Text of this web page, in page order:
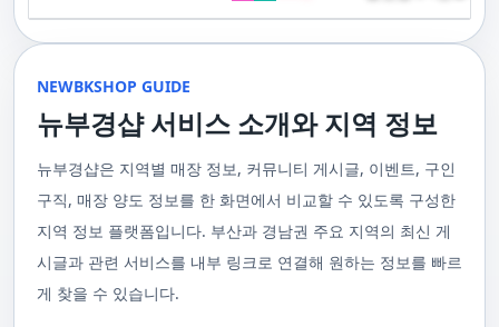
기 위해 부경샵은 계속해서 훌륭한 관리사들을 모집하고 있답니다. 부산 출
장을 원하실 때는 언제든지 후불제로 예약하실 수 있어요, 이점 참고해주세
요. 사전에 예약하시면 더욱 쾌적한 부산 러시아 홈케어 서비스를 경험하실
대한 많은 관심 덕분에, 부경샵은 필요한 요구 사항들을 간단하게 필수적인
것들로 정리했어요. 이 가이드라인을 따라주시면, 서비스 이용 중에 문제가
생기지 않을 거예요. 첫째로, 너무 많은 알코올을 섭취해 만취 상태일 경우에
게 좋아요.서비스 당일에는 부경샵과의 원활한 의사소통이 중요해요, 그래
서 공중전화나 발신 제한으로는 연락이 어려워요. 또한, 자주 예약을 취소하
거나 예약 없이 나타나지 않는 경우, 앞으로 예약하기가 어려워질 수 있으니
가격으로 경험해 보세요.터치 -> 부경샵 홈페이지 터치 -> 더욱 새로워진 뉴
부경샵 홈페이지 터치 -> 부경샵앱 다운로드 - Google Play
원 코스에 대한 궁금증이 있으시다면, 전화를 통한 상담을 추천드립니다.
부산 일본인 홈케어는 대면 서비스의 특성상, 직접 통화를 통한 문의와 예약
시면, 부경샵은 그에 최적화된 서비스를 제공하기 위해 최선을 다할 것입니
다. 언제든지 필요하실 때, 편리한 상담과 지원이 준비되어 있으니 주저하지
마시고 연락 주세요. 부산 일본인 홈케어 이용 방법에 대해서는, 서비스의
핵심은 바로 고객님의 현재 위치에서 직접 찾아가는 것입니다. 이 방식을 통
등, 자신만의 공간에서 편안한 맞춤형 마사지를 받으실 수 있습니다. 최근
한 마사지 서비스를 제공하기 위해 노력하고 있습니다. 부경샵의 주된 목적
은 고객님들이 긴장을 해소하고 새로운 활력을 얻을 수 있는 피난처를 마련
하는 것입니다. 또한, 부경샵 한국과 태국, 일본에서 온 관리사 중 선택이 가
능하며, 다른 곳에서 찾아볼 수 없는 독특한 기술과 마음가짐을 가진 관리사
를 자랑합니다. 이러한 품질은 비교할 수 없는 수준입니다. 서비스의 질을
더욱 높이기 위해, 부경샵은 지속적으로 우수한 일본인 관리사를 모집 중입
정기적으로 받는 마사지입니다.2. 타이 마사지 타이 마사지는 동양의 전통
적인 마사지 방법으로, 신체의 스트레칭과 압력 포인트를 조합하여 신체의
균형을 맞추는 데 중점을 둡니다. 이 마사지는 유연성을 증진시키고 근육의
사지는 신체의 긴장을 풀어주고, 스트레스를 감소시키며, 전반적인 신체 기
서 유래한 마사지 방법으로, 의자에 앉은 상태에서 받을 수 있어 사무실이나
집에서도 쉽게 즐길 수 있습니다. 이 마사지는 특히 허리와 어깨의 피로를 해
소하는 데 효과적이며, 신체의 전반적인 이완을 도와 스트레스 감소에 도움
을 줍니다. 샤이츠 마사지는 짧은 시간에 효과적인 이완을 제공하여, 바쁜 일
상 속에서 짧은 휴식을 필요로 하는 현대인에게 적합합니다.4. 발 마사지 발
마사지는 발과 발목을 중심으로 이루어지는 마사지로, 신체의 균형을 유지
하고 전반적인 피로를 풀어주는 데 중점을 둡니다. 이 마사지는 발의 압력점
을 개선합니다. 발 마사지는 특히 장시간 서 있거나 걷는 일이 많은 사람들에
게 추천되며, 발의 피로 뿐만 아니라 전체적인 신체의 건강과 웰빙에도 긍정
적인 영향을 줍니다.부경샵 앱을 통해 부산 남포동 지역의 고객들은 이러한
울 수 있는 이런 부경샵에서 예약하시는 것을 추천드립니다.때론, 그냥 누워
부산꿀통 디시에서 제공하는 서비스는 여러분에게 새로운 힐링의 기회를 제
사지는 여러분의 체질 개선, 스트레스 해소, 마음의 안정 등 다양한 효능을
가져다줍니다. 이와 같이 부산꿀통 디시의 마사지는 여러분의 건강을 지키
간을 가질 수 있게 해줍니다. 그리고 이런 부산꿀통 디시의 서비스를 편리하
게 예약하고 이용할 수 있게 도와주는 '부경샵' 어플은 부산과 경남 지역에서
최고의 마사지 어플로 추천받고 있습니다. 복잡한 예약 과정 없이, 부담 없이
부산꿀통 디시의 서비스를 이용하려는 분들께 부경샵 어플을 강력히 추천드
립니다.여러분의 건강과 힐링을 위해, 부산꿀통 디시와 부경샵이 함께하며,
모든 고민과 걱정 속에서 여러분을 위로하고 도와드리겠습니다. 부산꿀통
부산꿀통 디시의 건강한 마사지와 쾌적한 분위기 속에서 행복과 건강을 찾
주급
NEWBKSHOP GUIDE
뉴부경샵 서비스 소개와 지역 정보
뉴부경샵은 지역별 매장 정보, 커뮤니티 게시글, 이벤트, 구인
구직, 매장 양도 정보를 한 화면에서 비교할 수 있도록 구성한
지역 정보 플랫폼입니다. 부산과 경남권 주요 지역의 최신 게
시글과 관련 서비스를 내부 링크로 연결해 원하는 정보를 빠르
게 찾을 수 있습니다.